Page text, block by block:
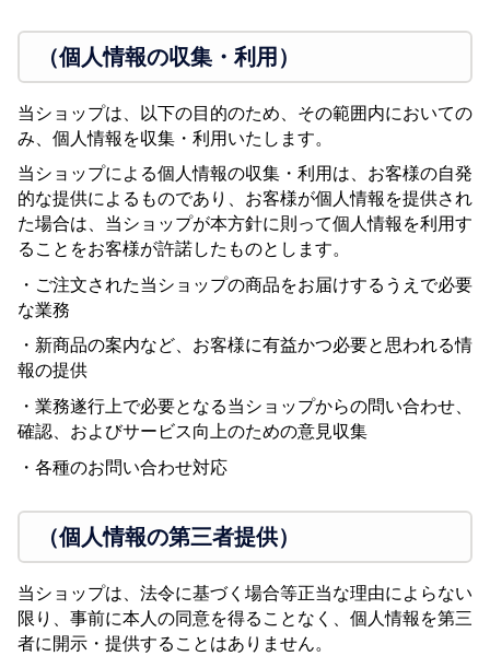
（個人情報の収集・利用）
当ショップは、以下の目的のため、その範囲内においての
み、個人情報を収集・利用いたします。
当ショップによる個人情報の収集・利用は、お客様の自発
的な提供によるものであり、お客様が個人情報を提供され
た場合は、当ショップが本方針に則って個人情報を利用す
ることをお客様が許諾したものとします。
・ご注文された当ショップの商品をお届けするうえで必要
な業務
・新商品の案内など、お客様に有益かつ必要と思われる情
報の提供
・業務遂行上で必要となる当ショップからの問い合わせ、
確認、およびサービス向上のための意見収集
・各種のお問い合わせ対応
（個人情報の第三者提供）
当ショップは、法令に基づく場合等正当な理由によらない
限り、事前に本人の同意を得ることなく、個人情報を第三
者に開示・提供することはありません。